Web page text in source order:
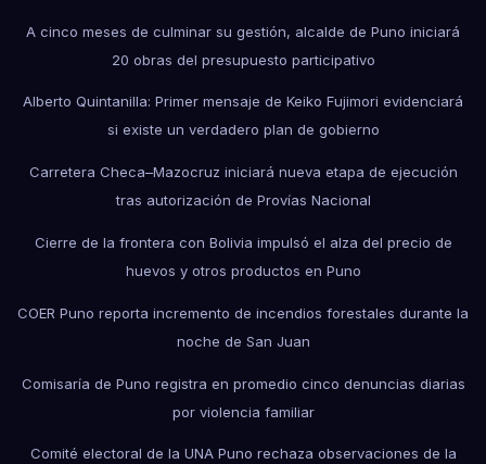
A cinco meses de culminar su gestión, alcalde de Puno iniciará
20 obras del presupuesto participativo
Alberto Quintanilla: Primer mensaje de Keiko Fujimori evidenciará
si existe un verdadero plan de gobierno
Carretera Checa–Mazocruz iniciará nueva etapa de ejecución
tras autorización de Provías Nacional
Cierre de la frontera con Bolivia impulsó el alza del precio de
huevos y otros productos en Puno
COER Puno reporta incremento de incendios forestales durante la
noche de San Juan
Comisaría de Puno registra en promedio cinco denuncias diarias
por violencia familiar
Comité electoral de la UNA Puno rechaza observaciones de la